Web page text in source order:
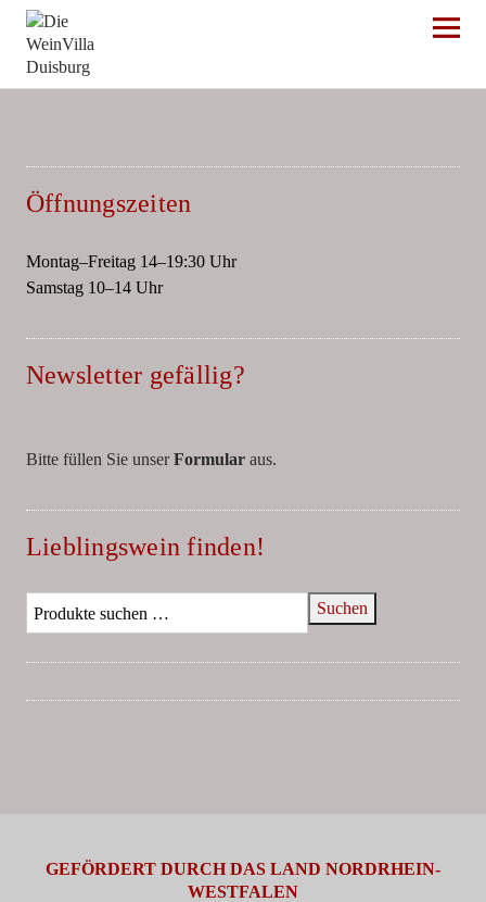
Die WeinVilla Duisburg
Öffnungszeiten
Montag–Freitag 14–19:30 Uhr
Samstag 10–14 Uhr
Newsletter gefällig?
Bitte füllen Sie unserFormularaus.
Lieblingswein finden!
Suchen
GEFÖRDERT DURCH DAS LAND NORDRHEIN-
WESTFALEN